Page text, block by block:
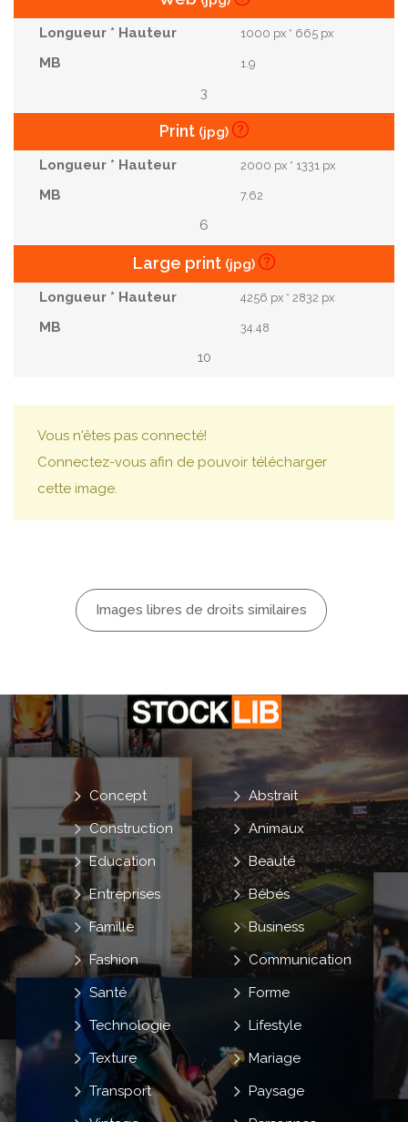
1000 px * 665 px
1.9
3
Print (jpg)
2000 px * 1331 px
7.62
6
Large print (jpg)
4256 px * 2832 px
34.48
10
Vous n'êtes pas connecté!
Connectez-vous afin de pouvoir télécharger
cette image.
Images libres de droits similaires
Abstrait
Animaux
Beauté
Bébés
Business
Communication
Concept
Construction
Education
Entreprises
Famille
Fashion
Forme
Lifestyle
Mariage
Paysage
Santé
Technologie
Texture
Transport